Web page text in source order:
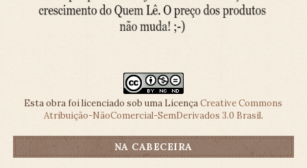
Esta obra foi licenciado sob uma LicençaCreative Commons
Atribuição-NãoComercial-SemDerivados 3.0 Brasil.
NA CABECEIRA